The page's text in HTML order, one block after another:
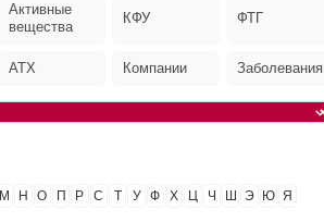
Активные
вещества
КФУ ФТГ
АТХ Компании Заболевания
М Н О П Р С Т У Ф Х Ц Ч Ш Э Ю Я